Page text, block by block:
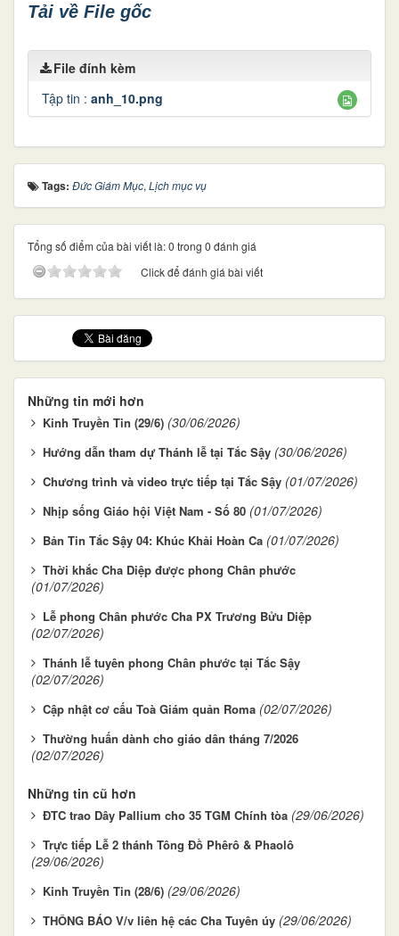
Tải về File gốc
File đính kèm
Tập tin : anh_10.png
Tags: Đức Giám Mục, Lịch mục vụ
Tổng số điểm của bài viết là: 0 trong 0 đánh giá
Click để đánh giá bài viết
Những tin mới hơn
Kinh Truyền Tin (29/6) (30/06/2026)
Hướng dẫn tham dự Thánh lễ tại Tắc Sậy (30/06/2026)
Chương trình và video trực tiếp tại Tắc Sậy (01/07/2026)
Nhịp sống Giáo hội Việt Nam - Số 80 (01/07/2026)
Bản Tin Tắc Sậy 04: Khúc Khải Hoàn Ca (01/07/2026)
Thời khắc Cha Diệp được phong Chân phước
(01/07/2026)
Lễ phong Chân phước Cha PX Trương Bửu Diệp
(02/07/2026)
Thánh lễ tuyên phong Chân phước tại Tắc Sậy
(02/07/2026)
Cập nhật cơ cấu Toà Giám quản Roma (02/07/2026)
Thường huấn dành cho giáo dân tháng 7/2026
(02/07/2026)
Những tin cũ hơn
ĐTC trao Dây Pallium cho 35 TGM Chính tòa (29/06/2026)
Trực tiếp Lễ 2 thánh Tông Đồ Phêrô & Phaolô
(29/06/2026)
Kinh Truyền Tin (28/6) (29/06/2026)
THÔNG BÁO V/v liên hệ các Cha Tuyên úy (29/06/2026)